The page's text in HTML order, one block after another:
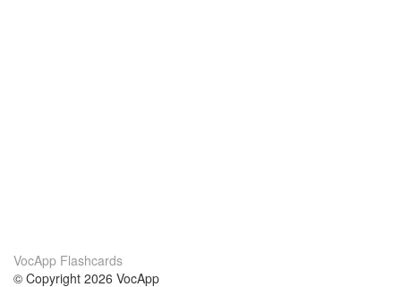
VocApp Flashcards
© Copyright 2026 VocApp